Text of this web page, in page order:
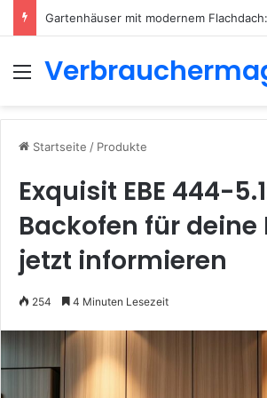
Menü
Startseite / Produkte
Exquisit EBE 444-
Backofen für deine
jetzt informieren
254 4 Minuten Lesezeit